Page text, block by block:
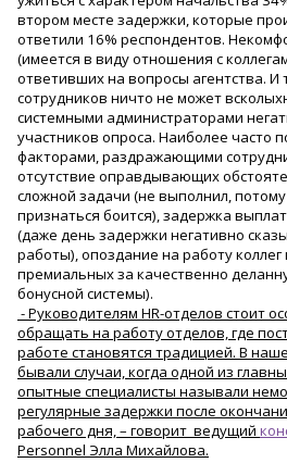
втором месте задержки, которые
ответили 16% респондентов.
(имеется в виду отношения с
ответивших на вопросы агентства. И
сотрудников ничто не может
системными администраторами
участников опроса. Наиболее часто
факторами, раздражающими
отсутствие оправдывающих
сложной задачи (не выполнил, потому
признаться боится), задержка
(даже день задержки негативно
работы), опоздание на работу
премиальных за качественно
бонусной системы).
- Руководителям HR-отделов стоит
обращать на работу отделов, где
работе становятся традицией. В
бывали случаи, когда одной из
опытные специалисты называли
регулярные задержки после
рабочего дня, – говорит ведущий
Personnel Элла Михайлова.